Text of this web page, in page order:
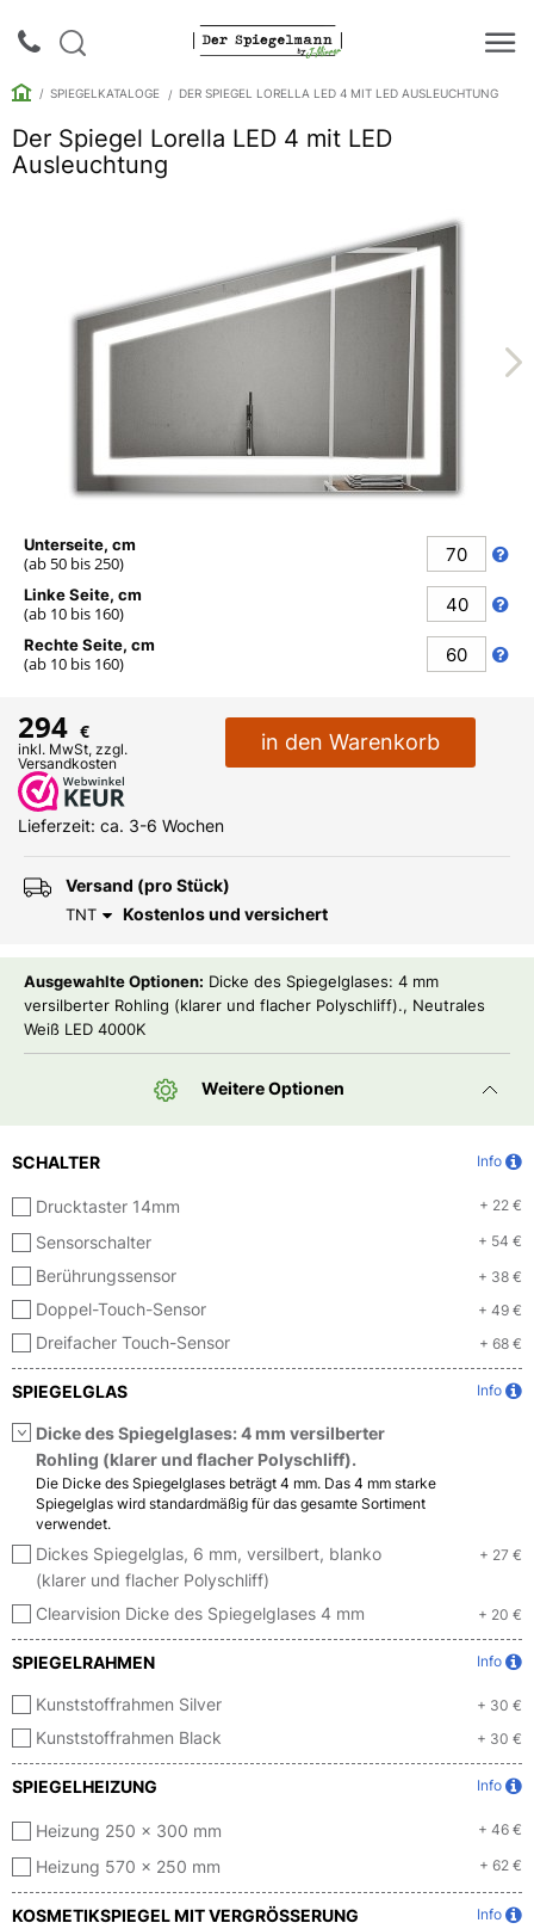
Rückruf
Spiegelkataloge
Spiegelschränke
Galerie
FAQ
Kontakt
SPIEGELKATALOGE DER SPIEGEL LORELLA LED 4 MIT LED AUSLEUCHTUNG
Der Spiegel Lorella LED 4 mit LED
Ausleuchtung
Unterseite, cm
(ab 50 bis250)
Linke Seite, cm
(ab 10 bis 160)
Rechte Seite, cm
(ab 10 bis 160)
294 €
inkl. MwSt, zzgl.
Versandkosten
in den Warenkorb
Lieferzeit: ca. 3-6 Wochen
Versand (pro Stück)
TNT Kostenlos und versichert
Ausgewahlte Optionen: Dicke des Spiegelglases: 4 mm
versilberter Rohling (klarer und flacher Polyschliff)., Neutrales
Weiß LED 4000K
Weitere Optionen
SCHALTER Info
Drucktaster 14mm + 22 €
Sensorschalter + 54 €
Berührungssensor + 38 €
Doppel-Touch-Sensor + 49 €
Dreifacher Touch-Sensor + 68 €
SPIEGELGLAS Info
Dicke des Spiegelglases: 4 mm versilberter
Rohling (klarer und flacher Polyschliff).
Die Dicke des Spiegelglases beträgt 4 mm. Das 4 mm starke
Spiegelglas wird standardmäßig für das gesamte Sortiment
verwendet.
Dickes Spiegelglas, 6 mm, versilbert, blanko
(klarer und flacher Polyschliff)
+ 27 €
Clearvision Dicke des Spiegelglases 4 mm + 20 €
SPIEGELRAHMEN Info
Kunststoffrahmen Silver + 30 €
Kunststoffrahmen Black + 30 €
SPIEGELHEIZUNG Info
Heizung 250 x 300 mm + 46 €
Heizung 570 x 250 mm + 62 €
KOSMETIKSPIEGEL MIT VERGRÖSSERUNG Info